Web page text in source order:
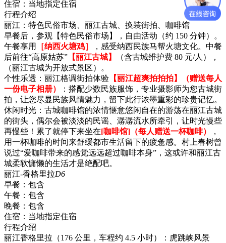
住宿： 当地指定住宿
行程介绍
丽江：特色民俗市场、丽江古城、换装街拍、咖啡馆
早餐后，参观【特色民俗市场】，自由活动（约 150 分钟）。
午餐享用
［纳西火塘鸡］
，感受纳西民族马帮火塘文化。中餐
后前往“高原姑苏” 【丽江古城】
（含古城维护费 80 元/人），
（丽江古城为开放式景区）。
个性乐透：丽江格调街拍体验 【丽江超爽拍拍拍】（赠送每人
一份电子相册）
：搭配少数民族服饰，专业摄影师为您古城街
拍，让您尽显民族风情魅力，留下此行浓墨重彩的珍贵记忆。
休闲时光：古城咖啡馆的浓情惬意悠闲自在的游荡在丽江古城
的街头，偶尔会被淡淡的民谣、潺潺流水所牵引，让时光慢些
再慢些！累了就停下来坐在[咖啡馆]（每人赠送一杯咖啡）
，
用一杯咖啡的时间来舒缓都市生活留下的疲惫感。村上春树曾
说过“爱咖啡带来的感觉远远超过咖啡本身”，这或许和丽江古
城柔软慵懒的生活才是绝配吧。
丽江-香格里拉D6
早餐： 包含
午餐： 包含
晚餐： 包含
住宿： 当地指定住宿
行程介绍
丽江香格里拉（176 公里，车程约 4.5 小时）：虎跳峡风景